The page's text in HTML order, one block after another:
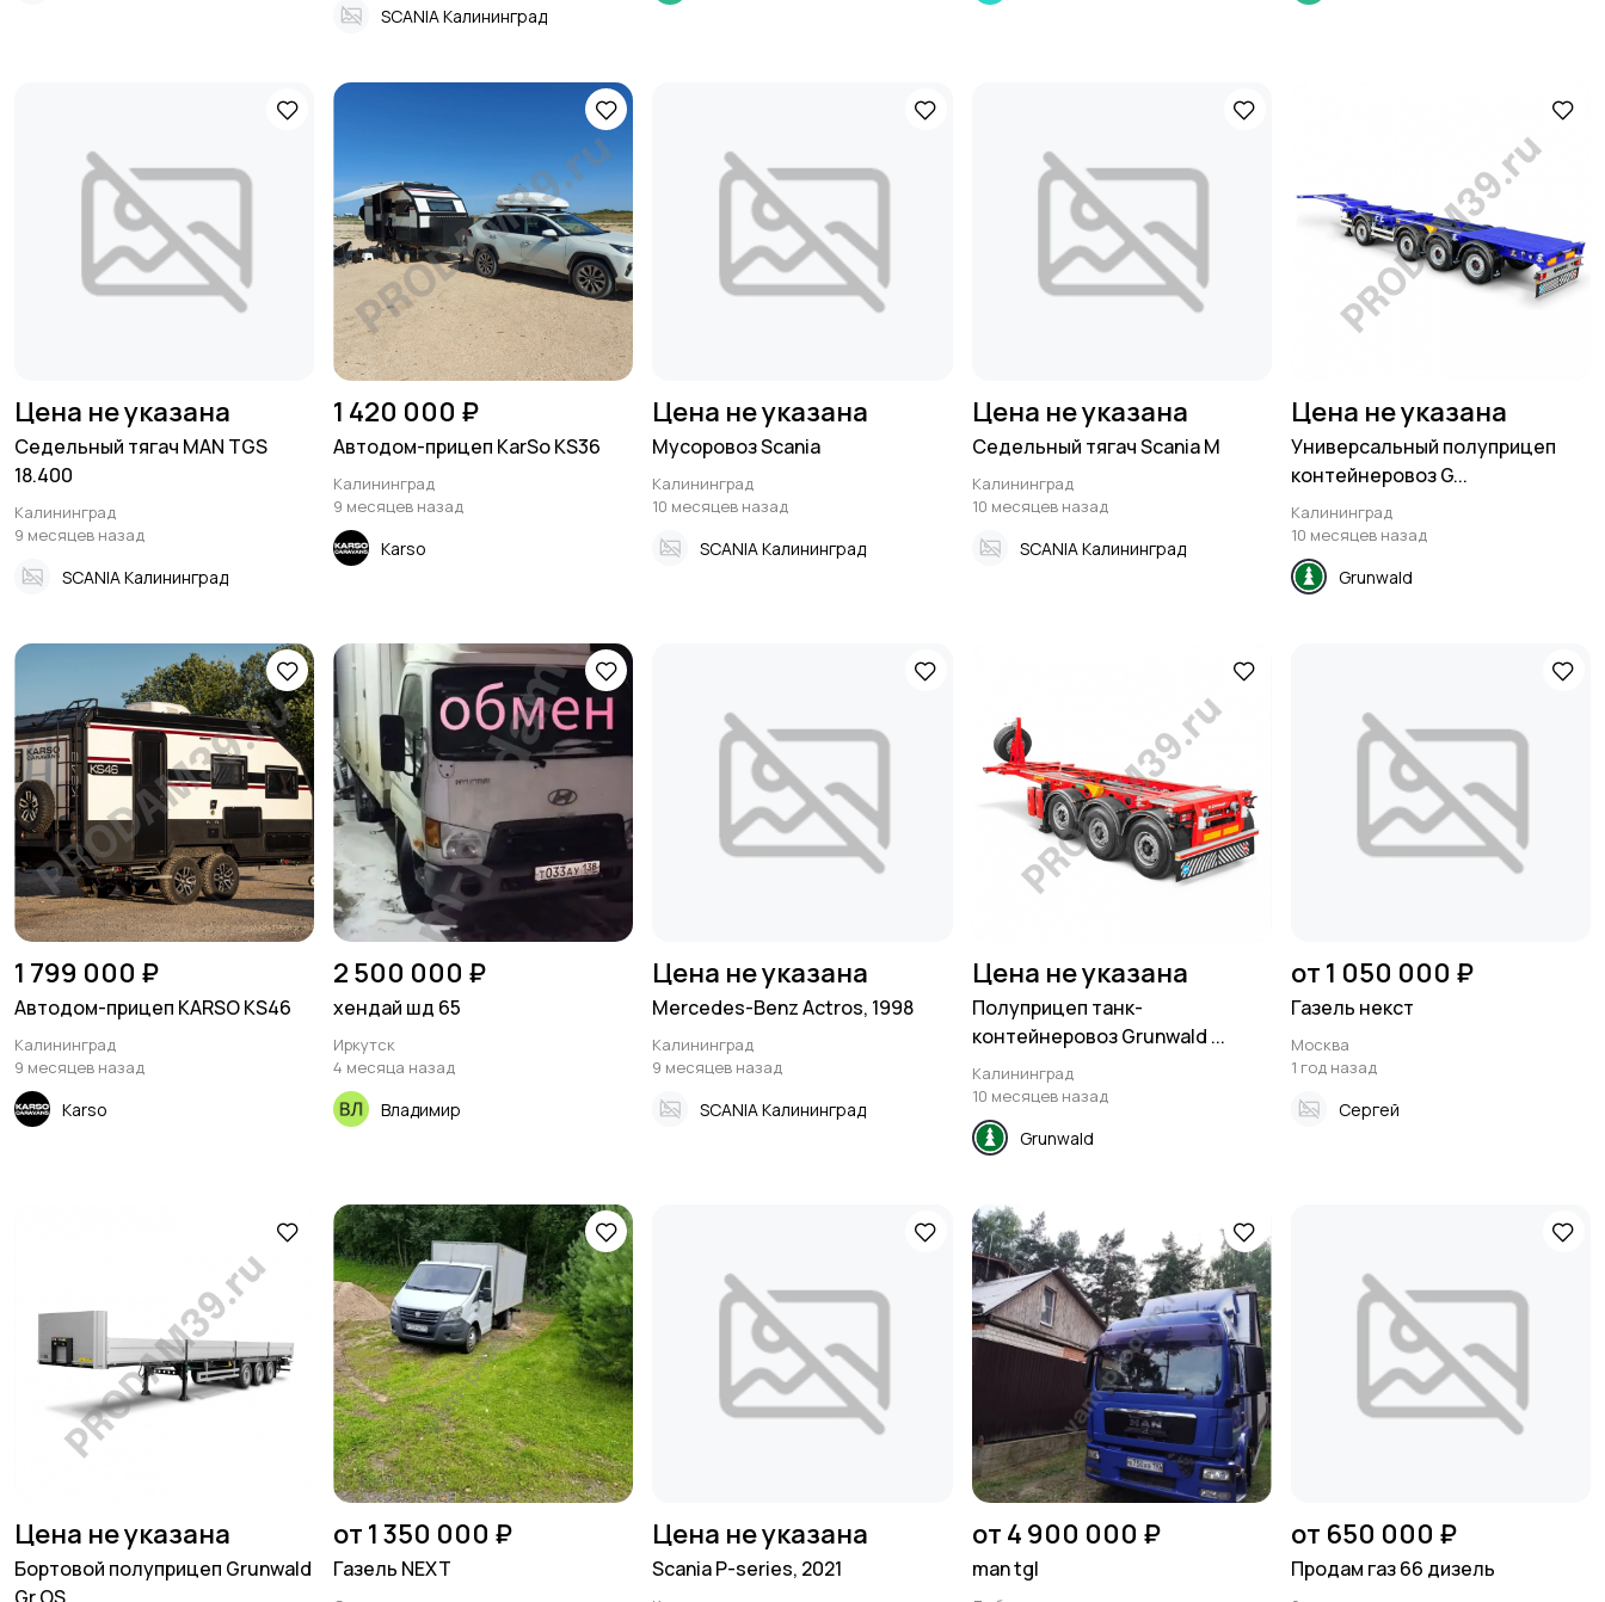
SCANIA Калининград
Цена не указана
Седельный тягач MAN TGS
18.400
Калининград
9 месяцев назад
SCANIA Калининград
1 420 000 ₽
Автодом-прицеп KarSo KS36
Калининград
9 месяцев назад
Karso
Цена не указана
Мусоровоз Scania
Калининград
10 месяцев назад
SCANIA Калининград
Цена не указана
Седельный тягач Scania M
Калининград
10 месяцев назад
SCANIA Калининград
Цена не указана
Универсальный полуприцеп
контейнеровоз G...
Калининград
10 месяцев назад
Grunwald
1 799 000 ₽
Автодом-прицеп KARSO KS46
Калининград
9 месяцев назад
Karso
2 500 000 ₽
хендай шд 65
Иркутск
4 месяца назад
Владимир
Цена не указана
Mercedes-Benz Actros, 1998
Калининград
9 месяцев назад
SCANIA Калининград
Цена не указана
Полуприцеп танк-
контейнеровоз Grunwald ...
Калининград
10 месяцев назад
Grunwald
от 1 050 000 ₽
Газель некст
Москва
1 год назад
Сергей
Цена не указана
Бортовой полуприцеп Grunwald
от 1 350 000 ₽
Газель NEXT
Цена не указана
Scania P-series, 2021
от 4 900 000 ₽
man tgl
от 650 000 ₽
Продам газ 66 дизель